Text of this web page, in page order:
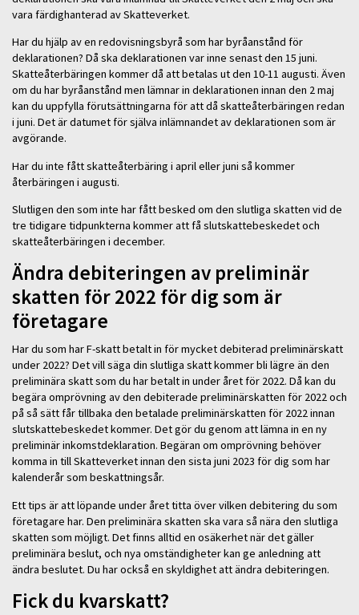
vara färdighanterad av Skatteverket.
Har du hjälp av en redovisningsbyrå som har byråanstånd för
deklarationen? Då ska deklarationen var inne senast den 15 juni.
Skatteåterbäringen kommer då att betalas ut den 10-11 augusti. Även
om du har byråanstånd men lämnar in deklarationen innan den 2 maj
kan du uppfylla förutsättningarna för att då skatteåterbäringen redan
i juni. Det är datumet för själva inlämnandet av deklarationen som är
avgörande.
Har du inte fått skatteåterbäring i april eller juni så kommer
återbäringen i augusti.
Slutligen den som inte har fått besked om den slutliga skatten vid de
tre tidigare tidpunkterna kommer att få slutskattebeskedet och
skatteåterbäringen i december.
Ändra debiteringen av preliminär
skatten för 2022 för dig som är
företagare
Har du som har F-skatt betalt in för mycket debiterad preliminärskatt
under 2022? Det vill säga din slutliga skatt kommer bli lägre än den
preliminära skatt som du har betalt in under året för 2022. Då kan du
begära omprövning av den debiterade preliminärskatten för 2022 och
på så sätt får tillbaka den betalade preliminärskatten för 2022 innan
slutskattebeskedet kommer. Det gör du genom att lämna in en ny
preliminär inkomstdeklaration. Begäran om omprövning behöver
komma in till Skatteverket innan den sista juni 2023 för dig som har
kalenderår som beskattningsår.
Ett tips är att löpande under året titta över vilken debitering du som
företagare har. Den preliminära skatten ska vara så nära den slutliga
skatten som möjligt. Det finns alltid en osäkerhet när det gäller
preliminära beslut, och nya omständigheter kan ge anledning att
ändra beslutet. Du har också en skyldighet att ändra debiteringen.
Fick du kvarskatt?